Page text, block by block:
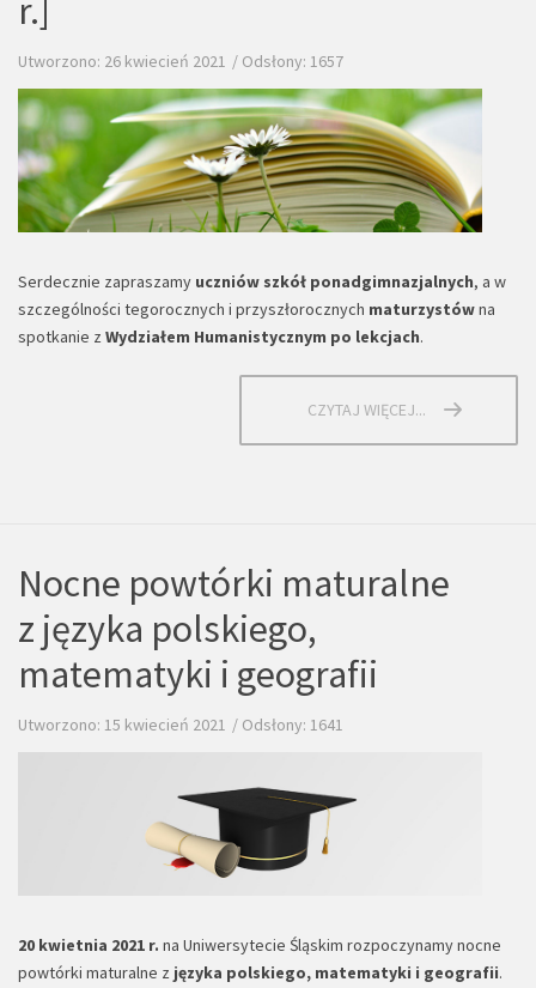
r.]
Utworzono: 26 kwiecień 2021 Odsłony: 1657
Serdecznie zapraszamy uczniów szkół ponadgimnazjalnych, a w
szczególności tegorocznych i przyszłorocznych maturzystówna
spotkanie z Wydziałem Humanistycznym po lekcjach.
CZYTAJ WIĘCEJ...
Nocne powtórki maturalne
z języka polskiego,
matematyki i geografii
Utworzono: 15 kwiecień 2021 Odsłony: 1641
20 kwietnia 2021 r. na Uniwersytecie Śląskim rozpoczynamy nocne
powtórki maturalne z języka polskiego, matematyki i geografii.